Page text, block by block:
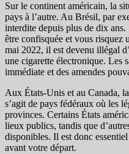
Sur le continent américain, la
pays à l’autre. Au Brésil, par
interdite depuis plus de dix
être confisquée et vous risquez
mai 2022, il est devenu illégal
une cigarette électronique. Les
immédiate et des amendes
Aux États-Unis et au Canada,
s’agit de pays fédéraux où les
provinces. Certains États
lieux publics, tandis que
disponibles. Il est donc
avant votre départ.